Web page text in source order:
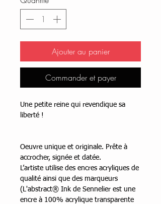
Ajouter au panier
Commander et payer
Une petite reine qui revendique sa
liberté !
Oeuvre unique et originale. Prête à
accrocher, signée et datée.
L’artiste utilise des encres acryliques de
qualité ainsi que des marqueurs
(L'abstract® Ink de Sennelier est une
encre à 100% acrylique transparente